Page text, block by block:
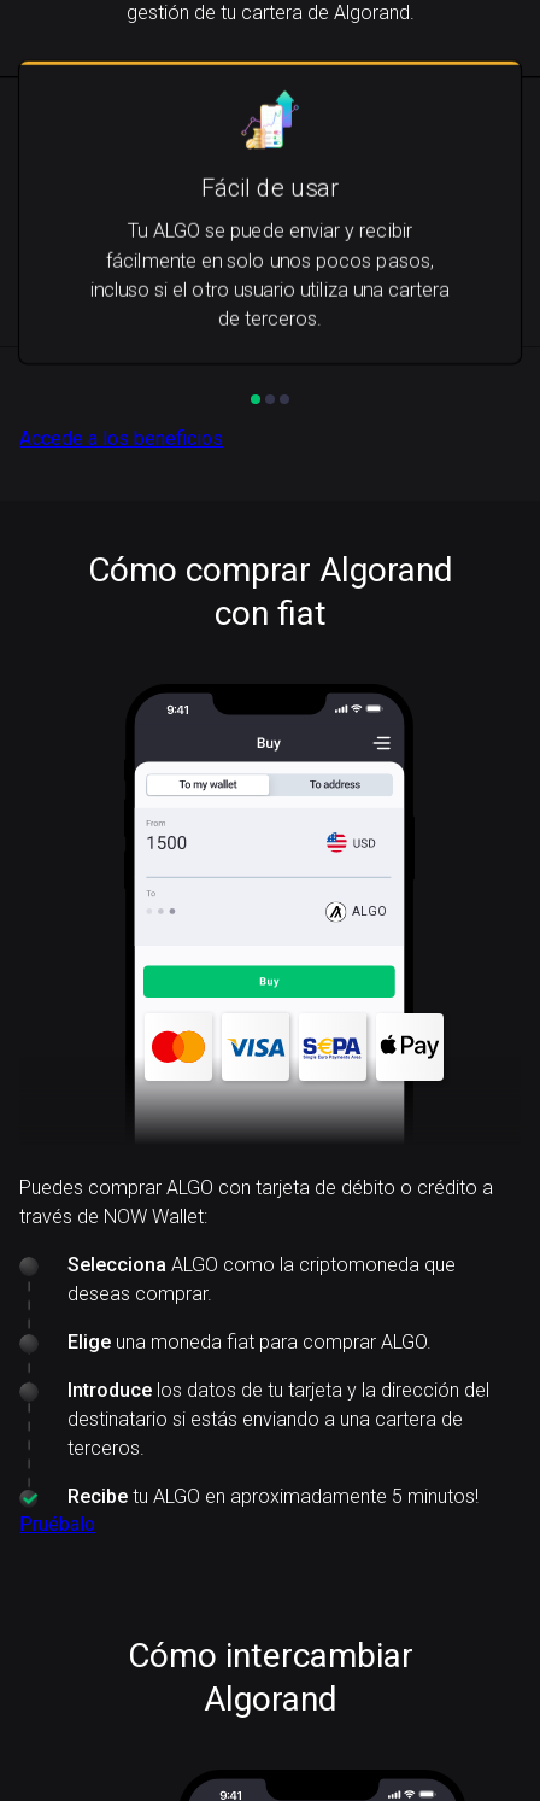
gestión de tu cartera de Algorand.
Fácil de usar
Tu ALGO se puede enviar y recibir
fácilmente en solo unos pocos pasos,
incluso si el otro usuario utiliza una cartera
de terceros.
Accede a los beneficios
Cómo comprar Algorand
con fiat
ALGO
Puedes comprar ALGO con tarjeta de débito o crédito a
través de NOW Wallet:
Selecciona ALGO como la criptomoneda que
deseas comprar.
Elige una moneda fiat para comprar ALGO.
Introduce los datos de tu tarjeta y la dirección del
destinatario si estás enviando a una cartera de
terceros.
Recibe tu ALGO en aproximadamente 5 minutos!
Pruébalo
Cómo intercambiar
Algorand